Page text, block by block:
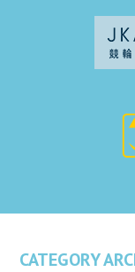
CATEGORY